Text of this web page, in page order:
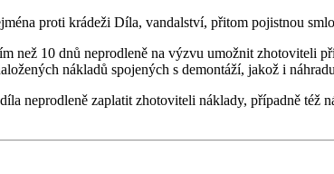
proti krádeži Díla, vandalství, přitom pojistnou
než 10 dnů neprodleně na výzvu umožnit zhotoviteli
nákladů spojených s demontáží, jakož i
neprodleně zaplatit zhotoviteli náklady, případně